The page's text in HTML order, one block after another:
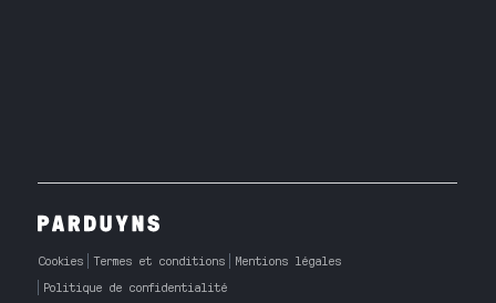
Cookies Termes et conditions
Mentions légales
Politique de confidentialité